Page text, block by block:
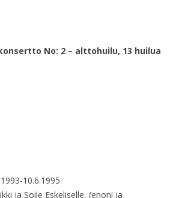
No: 2 – alttohuilu, 13 huilua
10.6.1995
ja Soile Eskeliselle, (enoni ja